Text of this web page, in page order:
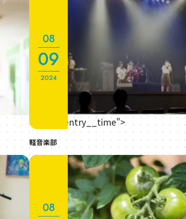
2024
08
09
" class="entry__time">
軽音楽部
08